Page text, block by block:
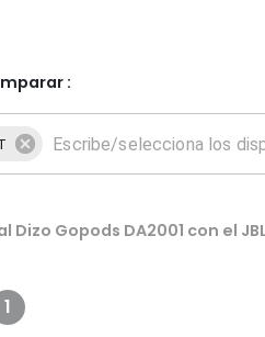
:
Gopods DA2001 con el
1